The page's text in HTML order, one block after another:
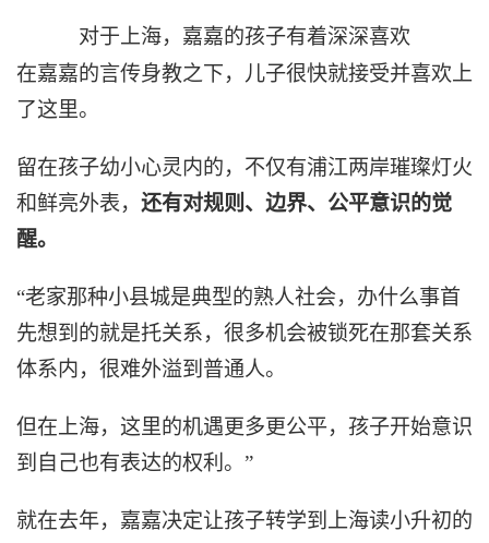
对于上海，嘉嘉的孩子有着深深喜欢
在嘉嘉的言传身教之下，儿子很快就接受并喜欢上
了这里。
留在孩子幼小心灵内的，不仅有浦江两岸璀璨灯火
和鲜亮外表， 还有对规则、边界、公平意识的觉
醒。
“老家那种小县城是典型的熟人社会，办什么事首
先想到的就是托关系，很多机会被锁死在那套关系
体系内，很难外溢到普通人。
但在上海，这里的机遇更多更公平，孩子开始意识
到自己也有表达的权利。”
就在去年，嘉嘉决定让孩子转学到上海读小升初的